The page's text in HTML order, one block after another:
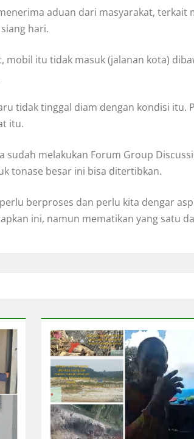
aduan dari masyarakat, terkait
hari.
mobil itu tidak masuk (jalanan kota)
tidak tinggal diam dengan kondisi itu.
itu.
sudah melakukan Forum Group
tonase besar ini bisa ditertibkan.
berproses dan perlu kita dengar
ini, namun mematikan yang satu